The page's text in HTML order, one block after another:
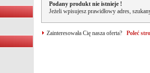
Podany produkt nie istnieje !
Jeżeli wpisujesz prawidłowy adres,
Zainteresowała Cię nasza oferta? Poleć